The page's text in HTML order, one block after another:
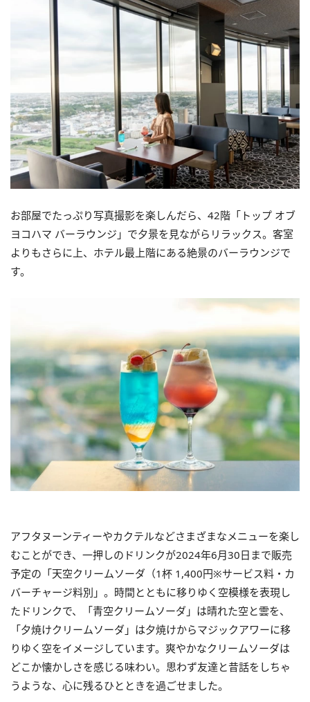
お部屋でたっぷり写真撮影を楽しんだら、42階「トップ オブ
ヨコハマ バーラウンジ」で夕景を見ながらリラックス。客室
よりもさらに上、ホテル最上階にある絶景のバーラウンジで
す。
アフタヌーンティーやカクテルなどさまざまなメニューを楽し
むことができ、一押しのドリンクが2024年6月30日まで販売
予定の「天空クリームソーダ（1杯 1,400円※サービス料・カ
バーチャージ料別」。時間とともに移りゆく空模様を表現し
たドリンクで、「青空クリームソーダ」は晴れた空と雲を、
「夕焼けクリームソーダ」は夕焼けからマジックアワーに移
りゆく空をイメージしています。爽やかなクリームソーダは
どこか懐かしさを感じる味わい。思わず友達と昔話をしちゃ
うような、心に残るひとときを過ごせました。